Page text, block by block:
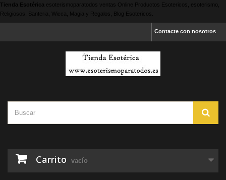
Tienda Esotérica esoterismoparatodos ventas Online Productos Esotericos, esoterismo,
Religiosos, Santeria, Wicca, Magia y Regalos, Blog Esotericos.
Contacte con nosotros
Carrito vacío